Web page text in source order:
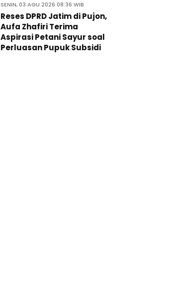
SENIN, 03 AGU 2026 08:36 WIB
Reses DPRD Jatim di Pujon,
Aufa Zhafiri Terima
Aspirasi Petani Sayur soal
Perluasan Pupuk Subsidi